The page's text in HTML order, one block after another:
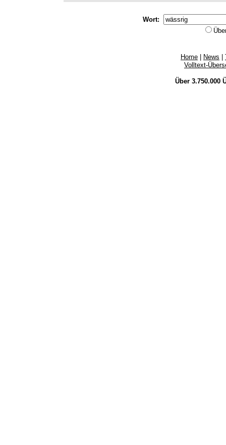
Wort:
Home News
Volltext-
Über 3.750.000